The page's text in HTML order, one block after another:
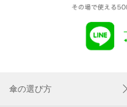
傘の選び方